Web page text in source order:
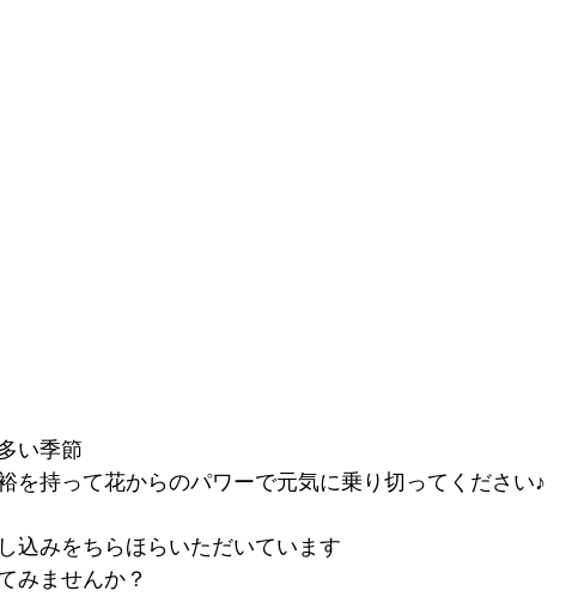
い季節
を持って花からのパワーで元気に乗り切ってください♪
込みをちらほらいただいています
みませんか？